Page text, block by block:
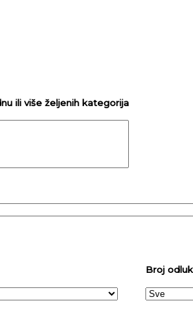
ili više željenih kategorija
Broj